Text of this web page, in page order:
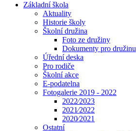
Základní škola
Aktuality
Historie školy
Školní družina
Foto ze družiny
Dokumenty pro družinu
Úřední deska
Pro rodiče
Školní akce
E-podatelna
Fotogalerie 2019 - 2022
2022⁄2023
2021⁄2022
2020⁄2021
Ostatní